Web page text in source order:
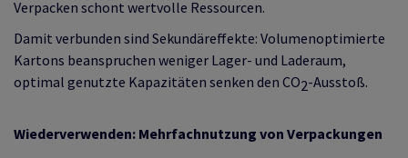
Verpacken schont wertvolle Ressourcen.
Damit verbunden sind Sekundäreffekte: Volumenoptimierte
Kartons beanspruchen weniger Lager- und Laderaum,
optimal genutzte Kapazitäten senken den CO2-Ausstoß.
Wiederverwenden: Mehrfachnutzung von Verpackungen